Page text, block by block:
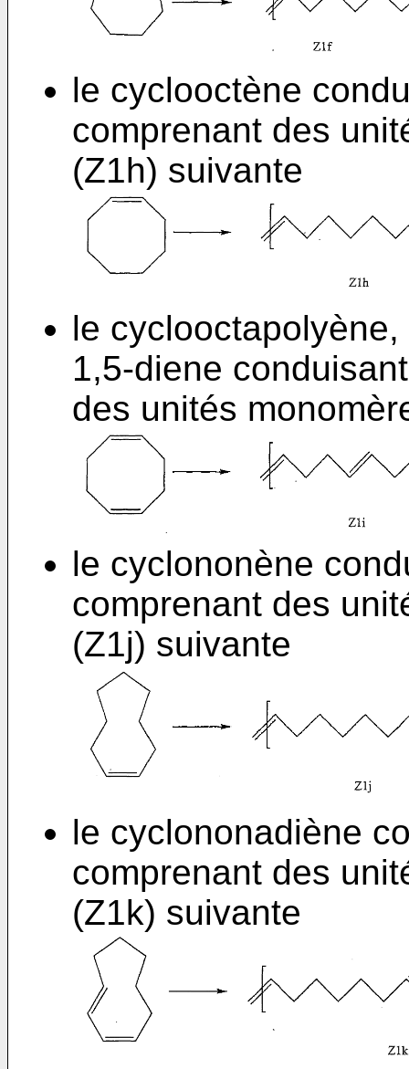
le cyclooctène
comprenant des
(Z1h) suivante
le
1,5-diene
des unités
le cyclononène
comprenant des
(Z1j) suivante
le cyclononadiène
comprenant des
(Z1k) suivante